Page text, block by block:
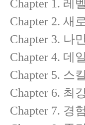
Chapter 1. 레
Chapter 2. 새
Chapter 3. 나
Chapter 4. 데
Chapter 5. 스
Chapter 6. 최
Chapter 7. 경